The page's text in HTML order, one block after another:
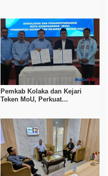
Pemkab Kolaka dan Kejari
Teken MoU, Perkuat